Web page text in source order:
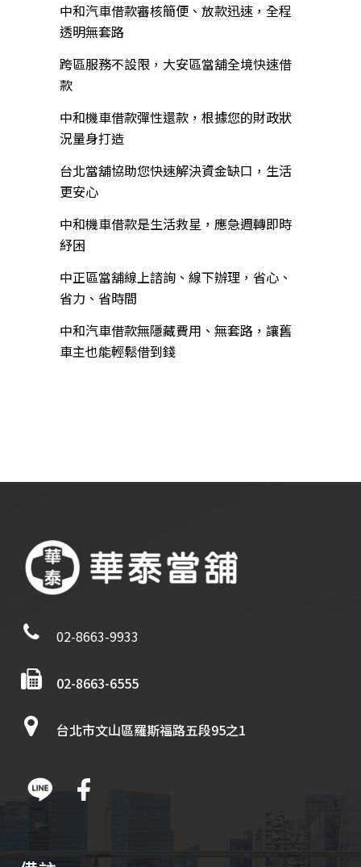
中和汽車借款審核簡便、放款迅速，全程
透明無套路
跨區服務不設限，大安區當舖全境快速借
款
中和機車借款彈性還款，根據您的財政狀
況量身打造
台北當舖協助您快速解決資金缺口，生活
更安心
中和機車借款是生活救星，應急週轉即時
紓困
中正區當舖線上諮詢、線下辦理，省心、
省力、省時間
中和汽車借款無隱藏費用、無套路，讓舊
車主也能輕鬆借到錢
02-8663-9933
02-8663-6555
台北市文山區羅斯福路五段95之1